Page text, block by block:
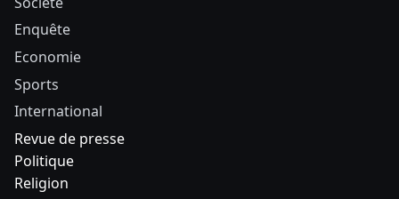
Enquête
Economie
Sports
International
Revue de presse
Politique
Religion